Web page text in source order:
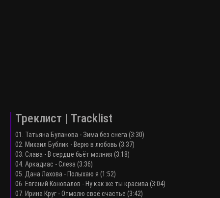
Треклист | Tracklist
01. Татьяна Буланова - Зима без снега (3:30)
02. Михаил Бублик - Верю в любовь (3:37)
03. Слава - В сердце бьёт молния (3:18)
04. Аркадиас - Слеза (3:36)
05. Дана Лахова - Полыхаю я (1:52)
06. Евгений Коновалов - Ну как же ты красива (3:04)
07. Ирина Круг - Отмолю своё счастье (3:42)